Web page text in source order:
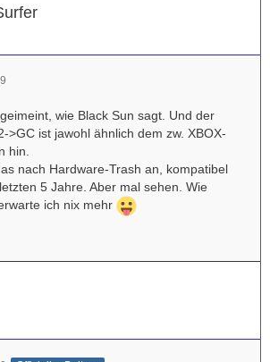
wie Black Sun sagt. Und der
>GC ist jawohl ähnlich dem zw. XBOX-
hin.
nach Hardware-Trash an, kompatibel
5 Jahre. Aber mal sehen. Wie
ich nix mehr